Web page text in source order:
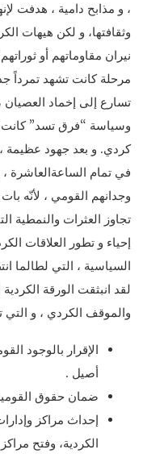
، و مذابح دامية ، هدفت
وثقافتها، و لكن هيهات
نيران مقاوماتهم أو
مرحلة كانت تشهد تمرداً
تسارع إلى إخماد العصيان
وسياسة “فرق تسد”
في تمام الساعةالعاشرة
وجدانهم القومي ، لأنّه
تجاوز العثرات والنمطية
إحياء و تطور العلاقات
السياسية ، التي لطالما
لقد انبثقت الورقة
والموقف الكردي ، و التي
الإقرار بالوجود
أصيل .
ضمان حقوق
إحداث مراكز
الكردية، وفتح